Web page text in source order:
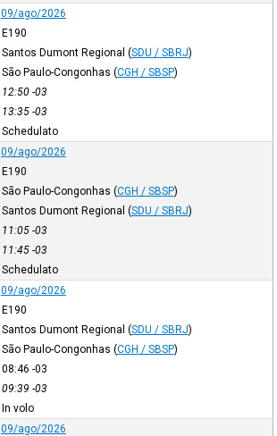
09/ago/2026
E190
Santos Dumont Regional (SDU / SBRJ)
São Paulo-Congonhas (CGH / SBSP)
12:50 -03
13:35 -03
Schedulato
09/ago/2026
E190
São Paulo-Congonhas (CGH / SBSP)
Santos Dumont Regional (SDU / SBRJ)
11:05 -03
11:45 -03
Schedulato
09/ago/2026
E190
Santos Dumont Regional (SDU / SBRJ)
São Paulo-Congonhas (CGH / SBSP)
08:46 -03
09:39 -03
In volo
09/ago/2026